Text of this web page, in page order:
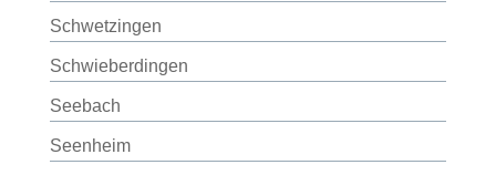
Schwetzingen
Schwieberdingen
Seebach
Seenheim